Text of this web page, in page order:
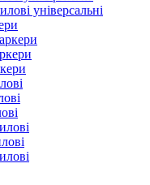
універсальні